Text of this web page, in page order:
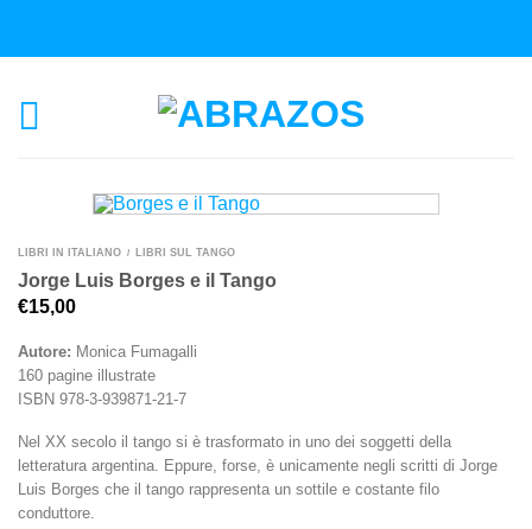
LIBRI IN ITALIANO / LIBRI SUL TANGO
Jorge Luis Borges e il Tango
€15,00
Autore: Monica Fumagalli
160 pagine illustrate
ISBN 978-3-939871-21-7
Nel XX secolo il tango si è trasformato in uno dei soggetti della
letteratura argentina. Eppure, forse, è unicamente negli scritti di Jorge
Luis Borges che il tango rappresenta un sottile e costante filo
conduttore.